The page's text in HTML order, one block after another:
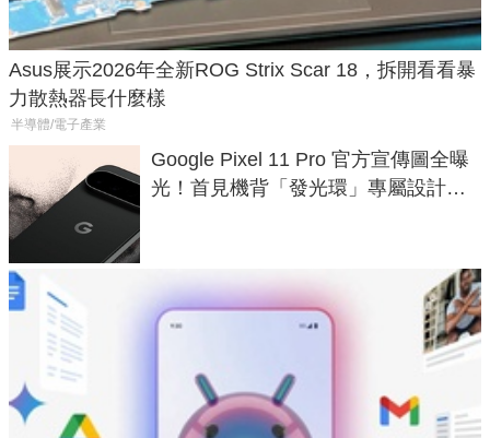
Asus展示2026年全新ROG Strix Scar 18，拆開看看暴
力散熱器長什麼樣
半導體/電子產業
Google Pixel 11 Pro 官方宣傳圖全曝
光！首見機背「發光環」專屬設計、